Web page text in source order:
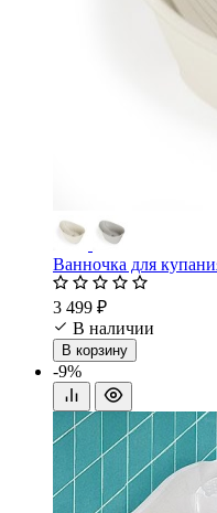
Ванночка для
3 499 ₽
В наличии
В корзину
-9%